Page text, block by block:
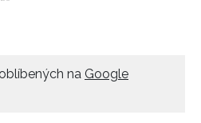
na Google